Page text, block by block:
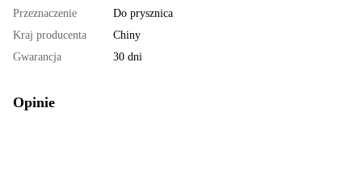
Przeznaczenie
Do prysznica
Kraj producenta
Chiny
Gwarancja
30 dni
Opinie